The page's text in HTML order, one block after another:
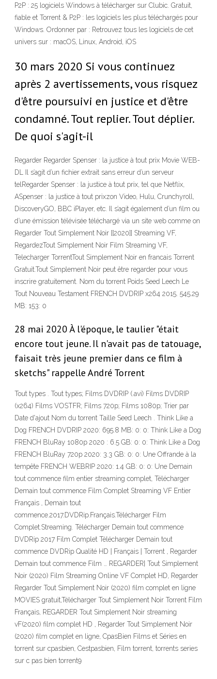
P2P : 25 logiciels Windows à télécharger sur Clubic. Gratuit,
fiable et Torrent & P2P : les logiciels les plus téléchargés pour
Windows. Ordonner par : Retrouvez tous les logiciels de cet
univers sur : macOS, Linux, Android, iOS
30 mars 2020 Si vous continuez
après 2 avertissements, vous risquez
d'être poursuivi en justice et d'être
condamné. Tout replier. Tout déplier.
De quoi s'agit-il
Regarder Regarder Spenser : la justice à tout prix Movie WEB-
DL Il s’agit d’un fichier extrait sans erreur d’un serveur
telRegarder Spenser : la justice à tout prix, tel que Netflix,
ASpenser : la justice à tout prixzon Video, Hulu, Crunchyroll,
DiscoveryGO, BBC iPlayer, etc. Il s’agit également d’un film ou
d’une émission télévisée téléchargé via un site web comme on
Regarder Tout Simplement Noir [[2020]] Streaming VF,
RegardezTout Simplement Noir Film Streaming VF,
Telecharger TorrentTout Simplement Noir en francais Torrent
Gratuit.Tout Simplement Noir peut être regarder pour vous
inscrire gratuitement. Nom du torrent Poids Seed Leech Le
Tout Nouveau Testament FRENCH DVDRIP x264 2015. 545.29
MB: 153: 0
28 mai 2020 À l'époque, le taulier "était
encore tout jeune. Il n'avait pas de tatouage,
faisait très jeune premier dans ce film à
sketchs" rappelle André Torrent
Tout types . Tout types; Films DVDRIP (.avi) Films DVDRIP
(x264) Films VOSTFR; Films 720p; Films 1080p; Trier par
Date d'ajout Nom du torrent Taille Seed Leech . Think Like a
Dog FRENCH DVDRIP 2020: 695.8 MB: 0: 0: Think Like a Dog
FRENCH BluRay 1080p 2020 : 6.5 GB: 0: 0: Think Like a Dog
FRENCH BluRay 720p 2020: 3.3 GB: 0: 0: Une Offrande à la
tempête FRENCH WEBRIP 2020: 1.4 GB: 0: 0: Une Demain
tout commence film entier streaming complet, Télécharger
Demain tout commence Film Complet Streaming VF Entier
Français , Demain tout
commence.2017.DVDRip.Français.Télécharger Film
Complet.Streaming. Télécharger Demain tout commence
DVDRip 2017 Film Complet Télécharger Demain tout
commence DVDRip Qualité HD | Français | Torrent , Regarder
Demain tout commence Film … REGARDER] Tout Simplement
Noir (2020) Film Streaming Online VF Complet HD, Regarder
Regarder Tout Simplement Noir (2020) film complet en ligne
MOVIES gratuit,Télécharger Tout Simplement Noir Torrent Film
Français, REGARDER Tout Simplement Noir streaming
vF(2020) film complet HD , Regarder Tout Simplement Noir
(2020) film complet en ligne, CpasBien Films et Séries en
torrent sur cpasbien, Cestpasbien, Film torrent, torrents series
sur c pas bien torrent9